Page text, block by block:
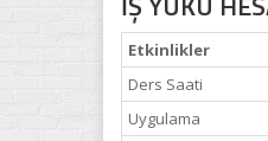
Etkinlikler
Ders Saati
Uygulama